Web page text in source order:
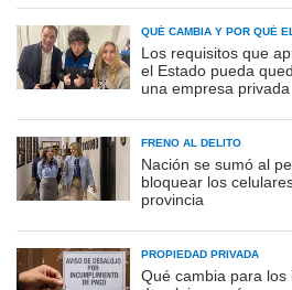
QUÉ CAMBIA Y POR QUÉ
Los requisitos que
el Estado pueda
una empresa privada
FRENO AL DELITO
Nación se sumó al
bloquear los
provincia
PROPIEDAD PRIVADA
Qué cambia para